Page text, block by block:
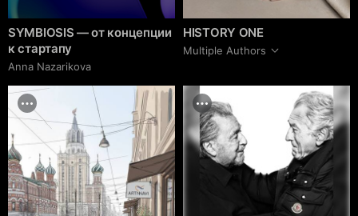
SYMBIOSIS — от концепции
к стартапу
Anna Nazarikova
HISTORY ONE
Multiple Authors